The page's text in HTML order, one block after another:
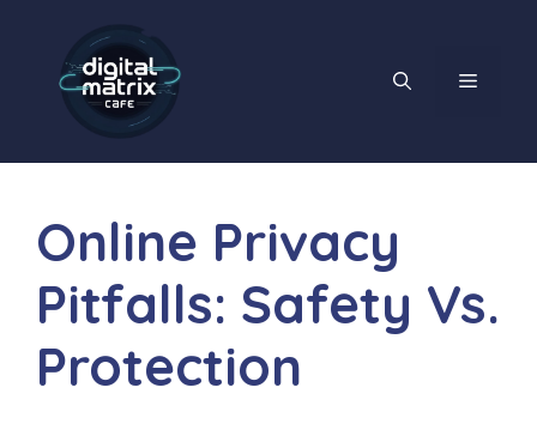
content
MENU
Online Privacy
Pitfalls: Safety Vs.
Protection